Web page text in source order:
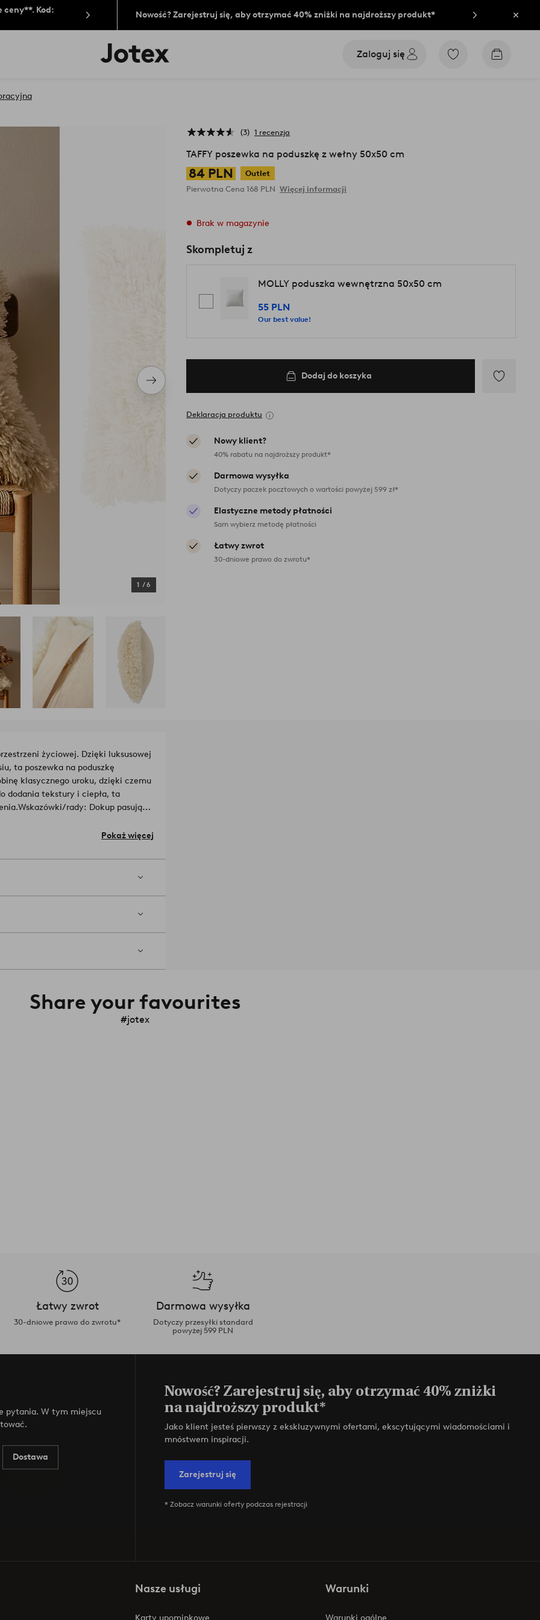
ceny**. Kod:
Nowość? Zarejestruj się, aby otrzymać 40% zniżki na najdroższy produkt*
Logo
Jotex
Zaloguj się
Przejdź
Przejdź
Następny
produkt
1 /6
3 1 recenzja
TAFFY poszewka na poduszkę z wełny 50x50 cm
84 PLN
Outlet
Pierwotna Cena168 PLN Więcej informacji
Brak w magazynie
Skompletuj z
MOLLY poduszka wewnętrzna 50x50 cm
55 PLN
Our best value!
Dodaj do koszyka
Deklaracja produktu
Nowy klient?
40% rabatu na najdroższy produkt*
Darmowa wysyłka
Dotyczy paczek pocztowych o wartości powyżej 599 zł*
Elastyczne metody płatności
Sam wybierz metodę płatności
Łatwy zwrot
30-dniowe prawo do zwrotu*
życiowej. Dzięki luksusowej
ta poszewka na poduszkę
klasycznego uroku, dzięki czemu
dodania tekstury i ciepła, ta
Wskazówki/rady: Dokup pasującą
natychmiast.
Pokaż więcej
Share your favourites
#jotex
Łatwy zwrot
30-dniowe prawo do zwrotu*
Darmowa wysyłka
Dotyczy przesyłki standard
powyżej 599 PLN
pytania. W tym miejscu
Dostawa
Nowość? Zarejestruj się, aby otrzymać 40% zniżki
na najdroższy produkt*
Jako klient jesteś pierwszy z ekskluzywnymi ofertami, ekscytującymi wiadomościami i
mnóstwem inspiracji.
Zarejestruj się
* Zobacz warunki oferty podczas rejestracji
Nasze usługi
Karty upominkowe
Warunki
Warunki ogólne